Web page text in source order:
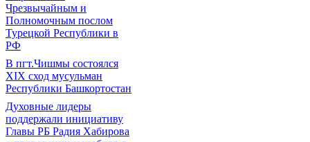
Чрезвычайным и
Полномочным послом
Турецкой Республики в
РФ
В пгт.Чишмы состоялся
XIX сход мусульман
Республики Башкортостан
Духовные лидеры
поддержали инициативу
Главы РБ Радия Хабирова